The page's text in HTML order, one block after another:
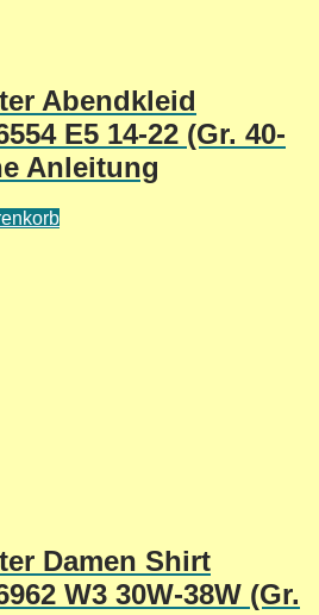
Abendkleid
E5 14-22 (Gr. 40-
Anleitung
Damen Shirt
W3 30W-38W (Gr.